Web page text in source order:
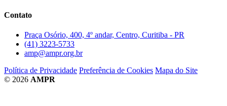
Contato
Praça Osório, 400, 4º andar, Centro, Curitiba - PR
(41) 3223-5733
amp@ampr.org.br
Política de Privacidade Preferência de Cookies Mapa do Site
© 2026 AMPR